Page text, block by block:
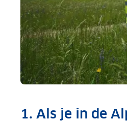
1. Als je in de